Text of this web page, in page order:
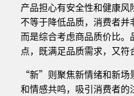
产品担心有安全性和健康
不等于降低品质，消费者并
而是综合考虑商品质价比
点，既满足品质需求，又符
“新”则聚焦新情绪和新场
和情感共鸣，吸引消费者的